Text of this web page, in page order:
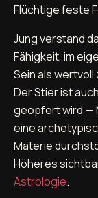
Flüchtige feste
Jung verstand
Fähigkeit, im
Sein als
Der Stier ist
geopfert wird —
eine
Materie
Höheres
Astrologie.